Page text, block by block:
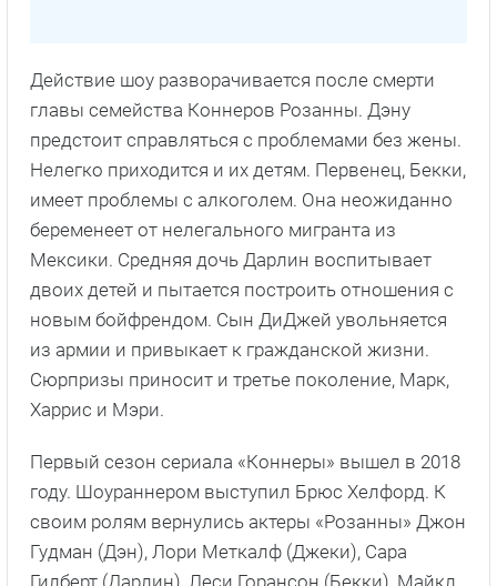
Действие шоу разворачивается после смерти
главы семейства Коннеров Розанны. Дэну
предстоит справляться с проблемами без жены.
Нелегко приходится и их детям. Первенец, Бекки,
имеет проблемы с алкоголем. Она неожиданно
беременеет от нелегального мигранта из
Мексики. Средняя дочь Дарлин воспитывает
двоих детей и пытается построить отношения с
новым бойфрендом. Сын ДиДжей увольняется
из армии и привыкает к гражданской жизни.
Сюрпризы приносит и третье поколение, Марк,
Харрис и Мэри.
Первый сезон сериала «Коннеры» вышел в 2018
году. Шоураннером выступил Брюс Хелфорд. К
своим ролям вернулись актеры «Розанны» Джон
Гудман (Дэн), Лори Меткалф (Джеки), Сара
Гилберт (Дарлин), Леси Горансон (Бекки), Майкл